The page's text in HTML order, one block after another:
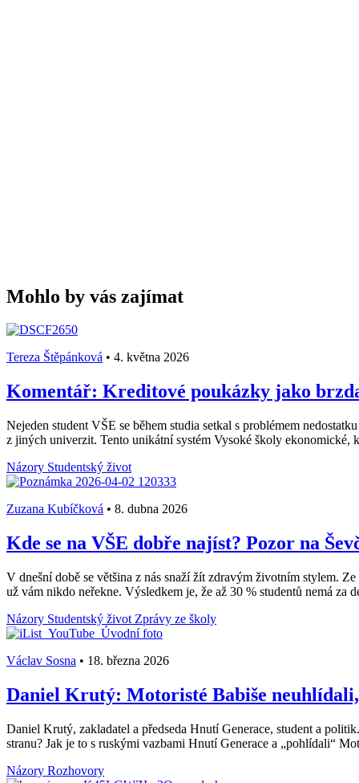
Mohlo by vás zajímat
Tereza Štěpánková • 4. května 2026
Komentář: Kreditové poukázky jako
Nejeden student VŠE se během studia setkal s problémem
z jiných univerzit. Tento unikátní systém Vysoké školy ekonomické,
Názory Studentský život
Zuzana Kubíčková • 8. dubna 2026
Kde se na VŠE dobře najíst? Pozor na
V dnešní době se většina z nás snaží žít zdravým životním stylem.
už vám nikdo neřekne. Výsledkem je, že až 30 % studentů nemá za
Názory Studentský život Zprávy ze školy
Václav Sosna • 18. března 2026
Daniel Krutý: Motoristé Babiše
Daniel Krutý, zakladatel a předseda Hnutí Generace, student a
stranu? Jak je to s ruskými vazbami Hnutí Generace a „pohlídali“
Názory Rozhovory